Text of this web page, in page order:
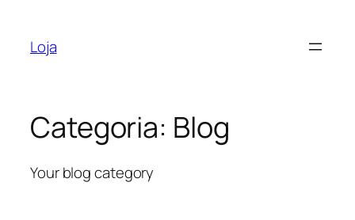
Loja
Categoria: Blog
Your blog category